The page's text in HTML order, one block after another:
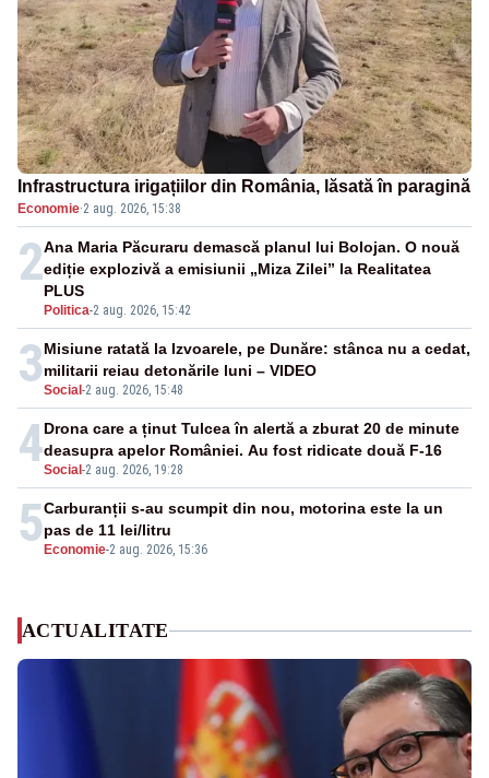
Infrastructura irigațiilor din România, lăsată în paragină
Economie·2 aug. 2026, 15:38
2
Politica-2 aug. 2026, 15:42
Ana Maria Păcuraru demască planul lui Bolojan. O nouă
ediție explozivă a emisiunii „Miza Zilei” la Realitatea
PLUS
3Social -2 aug. 2026, 15:48
Misiune ratată la Izvoarele, pe Dunăre: stânca nu a cedat,
militarii reiau detonările luni – VIDEO
4Social -2 aug. 2026, 19:28
Drona care a ținut Tulcea în alertă a zburat 20 de minute
deasupra apelor României. Au fost ridicate două F-16
5 Economie-2 aug. 2026, 15:36
Carburanții s-au scumpit din nou, motorina este la un
pas de 11 lei/litru
ACTUALITATE